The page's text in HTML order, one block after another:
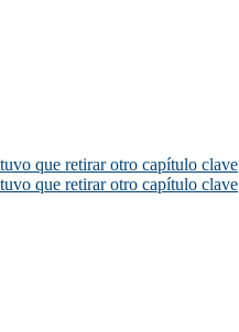
que retirar otro capítulo clave
que retirar otro capítulo clave